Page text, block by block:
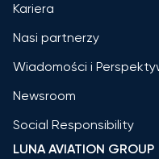
Kariera
Nasi partnerzy
Wiadomości i
Newsroom
Social Responsibility
LUNA AVIATION GROUP